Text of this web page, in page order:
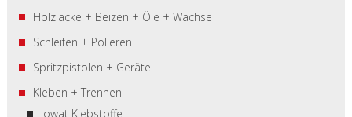
Holzlacke + Beizen + Öle + Wachse
Schleifen + Polieren
Spritzpistolen + Geräte
Kleben + Trennen
Jowat Klebstoffe